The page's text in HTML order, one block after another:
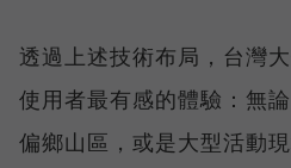
透過上述技術布局，台灣
使用者最有感的體驗：無
偏鄉山區，或是大型活動